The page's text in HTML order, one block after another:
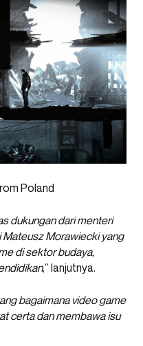
Poland
dukungan dari menteri
Morawiecki yang
di sektor budaya,
,” lanjutnya.
bagaimana video game
certa dan membawa isu